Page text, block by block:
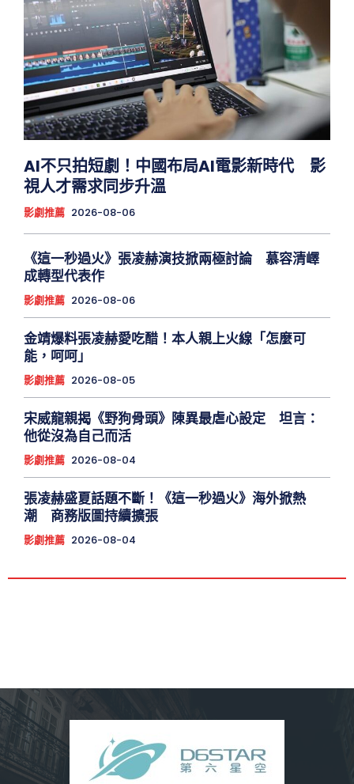
AI不只拍短劇！中國布局AI電影新時代 影
視人才需求同步升溫
影劇推薦 2026-08-06
《這一秒過火》張凌赫演技掀兩極討論 慕容清嶧
成轉型代表作
影劇推薦 2026-08-06
金靖爆料張凌赫愛吃醋！本人親上火線「怎麼可
能，呵呵」
影劇推薦 2026-08-05
宋威龍親揭《野狗骨頭》陳異最虐心設定 坦言：
他從沒為自己而活
影劇推薦 2026-08-04
張凌赫盛夏話題不斷！《這一秒過火》海外掀熱
潮 商務版圖持續擴張
影劇推薦 2026-08-04